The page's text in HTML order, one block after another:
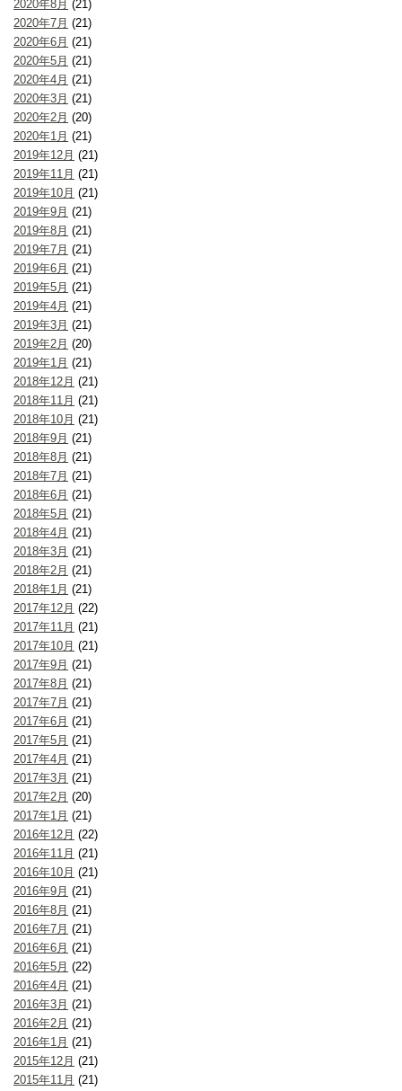
2020年8月 (21)
2020年7月 (21)
2020年6月 (21)
2020年5月 (21)
2020年4月 (21)
2020年3月 (21)
2020年2月 (20)
2020年1月 (21)
2019年12月 (21)
2019年11月 (21)
2019年10月 (21)
2019年9月 (21)
2019年8月 (21)
2019年7月 (21)
2019年6月 (21)
2019年5月 (21)
2019年4月 (21)
2019年3月 (21)
2019年2月 (20)
2019年1月 (21)
2018年12月 (21)
2018年11月 (21)
2018年10月 (21)
2018年9月 (21)
2018年8月 (21)
2018年7月 (21)
2018年6月 (21)
2018年5月 (21)
2018年4月 (21)
2018年3月 (21)
2018年2月 (21)
2018年1月 (21)
2017年12月 (22)
2017年11月 (21)
2017年10月 (21)
2017年9月 (21)
2017年8月 (21)
2017年7月 (21)
2017年6月 (21)
2017年5月 (21)
2017年4月 (21)
2017年3月 (21)
2017年2月 (20)
2017年1月 (21)
2016年12月 (22)
2016年11月 (21)
2016年10月 (21)
2016年9月 (21)
2016年8月 (21)
2016年7月 (21)
2016年6月 (21)
2016年5月 (22)
2016年4月 (21)
2016年3月 (21)
2016年2月 (21)
2016年1月 (21)
2015年12月 (21)
2015年11月 (21)